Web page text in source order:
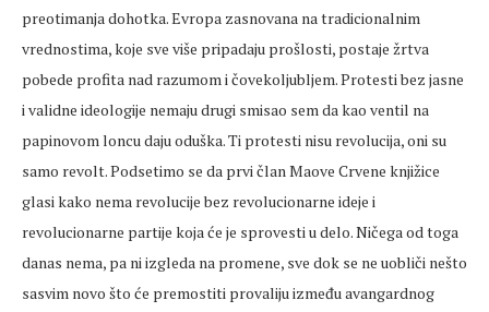
preotimanja dohotka. Evropa zasnovana na tradicionalnim
vrednostima, koje sve više pripadaju prošlosti, postaje žrtva
pobede profita nad razumom i čovekoljubljem. Protesti bez jasne
i validne ideologije nemaju drugi smisao sem da kao ventil na
papinovom loncu daju oduška. Ti protesti nisu revolucija, oni su
samo revolt. Podsetimo se da prvi član Maove Crvene knjižice
glasi kako nema revolucije bez revolucionarne ideje i
revolucionarne partije koja će je sprovesti u delo. Ničega od toga
danas nema, pa ni izgleda na promene, sve dok se ne uobliči nešto
sasvim novo što će premostiti provaliju između avangardnog